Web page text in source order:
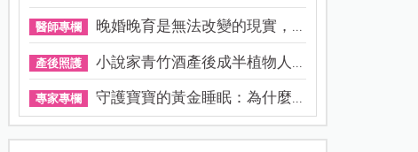
醫師專欄 晚婚晚育是無法改變的現實，...
產後照護 小說家青竹酒產後成半植物人...
專家專欄 守護寶寶的黃金睡眠：為什麼...